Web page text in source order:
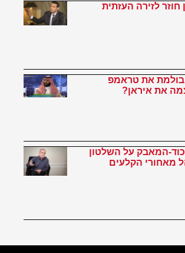
לזירה העזתית
בולמת את טראמפ
את איראן?
המאבק על השלטון
מאחורי הקלעים